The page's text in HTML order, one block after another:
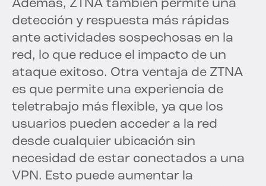
Además, ZTNA también permite una
detección y respuesta más rápidas
ante actividades sospechosas en la
red, lo que reduce el impacto de un
ataque exitoso. Otra ventaja de ZTNA
es que permite una experiencia de
teletrabajo más flexible, ya que los
usuarios pueden acceder a la red
desde cualquier ubicación sin
necesidad de estar conectados a una
VPN. Esto puede aumentar la